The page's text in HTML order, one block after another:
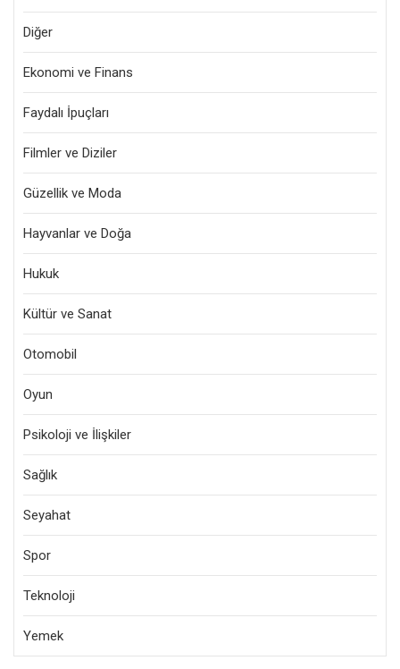
Diğer
Ekonomi ve Finans
Faydalı İpuçları
Filmler ve Diziler
Güzellik ve Moda
Hayvanlar ve Doğa
Hukuk
Kültür ve Sanat
Otomobil
Oyun
Psikoloji ve İlişkiler
Sağlık
Seyahat
Spor
Teknoloji
Yemek